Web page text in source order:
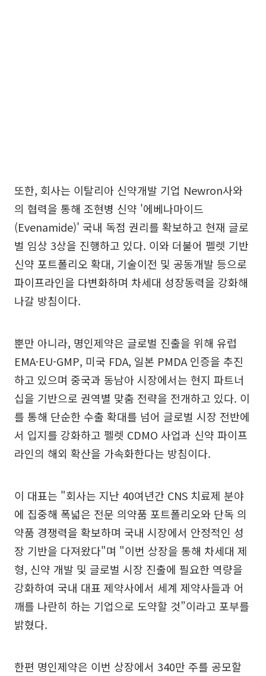
또한, 회사는 이탈리아 신약개발 기업 Newron사와
의 협력을 통해 조현병 신약 '에베나마이드
(Evenamide)' 국내 독점 권리를 확보하고 현재 글로
벌 임상 3상을 진행하고 있다. 이와 더불어 펠렛 기반
신약 포트폴리오 확대, 기술이전 및 공동개발 등으로
파이프라인을 다변화하며 차세대 성장동력을 강화해
나갈 방침이다.
뿐만 아니라, 명인제약은 글로벌 진출을 위해 유럽
EMA·EU-GMP, 미국 FDA, 일본 PMDA 인증을 추진
하고 있으며 중국과 동남아 시장에서는 현지 파트너
십을 기반으로 권역별 맞춤 전략을 전개하고 있다. 이
를 통해 단순한 수출 확대를 넘어 글로벌 시장 전반에
서 입지를 강화하고 펠렛 CDMO 사업과 신약 파이프
라인의 해외 확산을 가속화한다는 방침이다.
이 대표는 "회사는 지난 40여년간 CNS 치료제 분야
에 집중해 폭넓은 전문 의약품 포트폴리오와 단독 의
약품 경쟁력을 확보하며 국내 시장에서 안정적인 성
장 기반을 다져왔다"며 "이번 상장을 통해 차세대 제
형, 신약 개발 및 글로벌 시장 진출에 필요한 역량을
강화하여 국내 대표 제약사에서 세계 제약사들과 어
깨를 나란히 하는 기업으로 도약할 것”이라고 포부를
밝혔다.
한편 명인제약은 이번 상장에서 340만 주를 공모할